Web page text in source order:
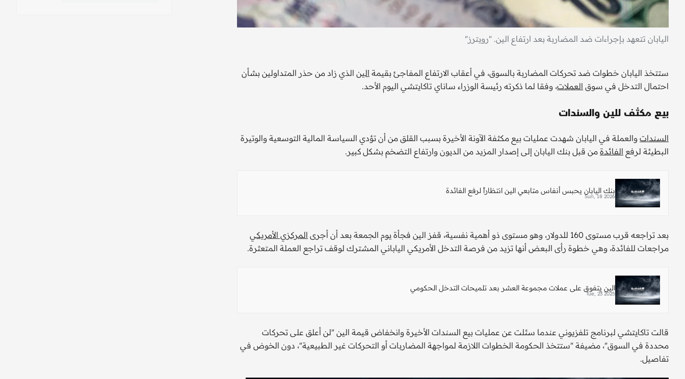
اليابان تتعهد بإجراءات ضد المضاربة بعد ارتفاع الين. "رويترز"
ستتخذ اليابان خطوات ضد تحركات ​المضاربة بالسوق، في أعقاب الارتفاع المفاجئ بقيمة الين الذي زاد من حذر المتداولين بشأن
احتمال التدخل في سوق العملات، وفقا لما ذكرته رئيسة الوزراء ساناي تاكايتشي اليوم الأحد.
بيع مكثف للين والسندات
السندات والعملة في اليابان شهدت عمليات بيع مكثفة الآونة الأخيرة بسبب القلق من أن تؤدي السياسة المالية التوسعية والوتيرة
البطيئة ⁠لرفع ​ الفائدة من قبل بنك اليابان إلى إصدار المزيد من الديون وارتفاع التضخم بشكل كبير.
بنك اليابان يحبس أنفاس متابعي الين انتظاراً لرفع الفائدة
Sun, 18 2026
بعد تراجعه قرب مستوى 160 للدولار، وهو مستوى ذو أهمية نفسية، قفز الين فجأة يوم الجمعة بعد أن أجرى ⁠
المركزي الأمريكي
مراجعات للفائدة، وهي خطوة رأى البعض أنها تزيد من فرصة التدخل الأمريكي الياباني المشترك لوقف تراجع العملة المتعثرة.
الين يتفوق على عملات مجموعة العشر بعد تلميحات التدخل الحكومي
Tue, 23 2025
قالت تاكايتشي لبرنامج تلفزيوني عندما سئلت عن عمليات بيع السندات الأخيرة وانخفاض قيمة الين "​لن أعلق على تحركات
محددة في السوق"، مضيفة "ستتخذ الحكومة الخطوات اللازمة لمواجهة ⁠المضاربات أو التحركات غير الطبيعية"، دون الخوض في
تفاصيل.